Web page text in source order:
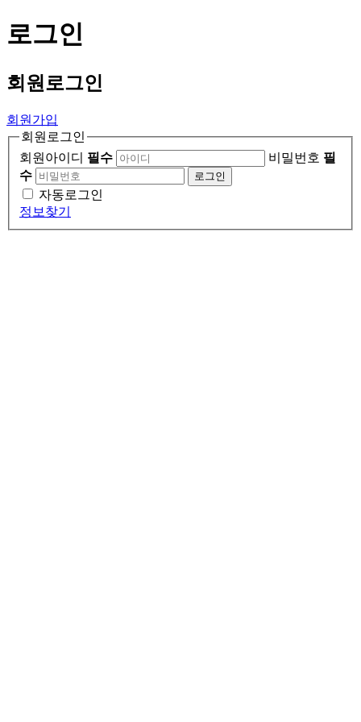
로그인
회원 로그인
회원가입
회원로그인
회원아이디 필수 비밀번호 필
수
로그인
자동로그인
정보찾기